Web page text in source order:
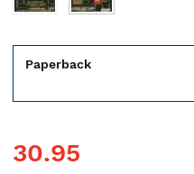
Paperback
30.95